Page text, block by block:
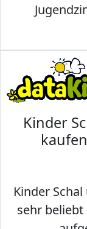
Kinder
Kinder
sehr beliebt